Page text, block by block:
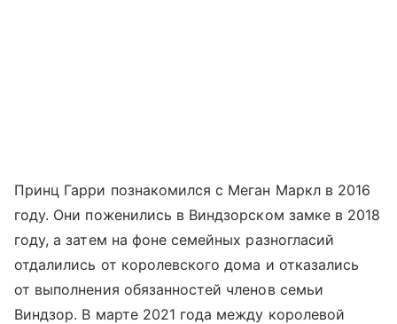
Принц Гарри познакомился с Меган Маркл в 2016
году. Они поженились в Виндзорском замке в 2018
году, а затем на фоне семейных разногласий
отдалились от королевского дома и отказались
от выполнения обязанностей членов семьи
Виндзор. В марте 2021 года между королевой